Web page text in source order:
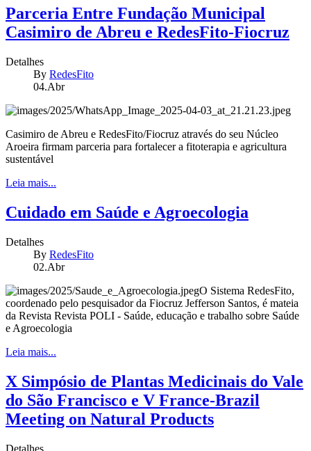
Parceria Entre Fundação Municipal
Casimiro de Abreu e RedesFito-Fiocruz
Detalhes
By RedesFito
04.Abr
Casimiro de Abreu e RedesFito/Fiocruz através do seu Núcleo
Aroeira firmam parceria para fortalecer a fitoterapia e agricultura
sustentável
Leia mais...
Cuidado em Saúde e Agroecologia
Detalhes
By RedesFito
02.Abr
O Sistema RedesFito,
coordenado pelo pesquisador da Fiocruz Jefferson Santos, é mateia
da Revista Revista POLI - Saúde, educação e trabalho sobre Saúde
e Agroecologia
Leia mais...
X Simpósio de Plantas Medicinais do Vale
do São Francisco e V France-Brazil
Meeting on Natural Products
Detalhes